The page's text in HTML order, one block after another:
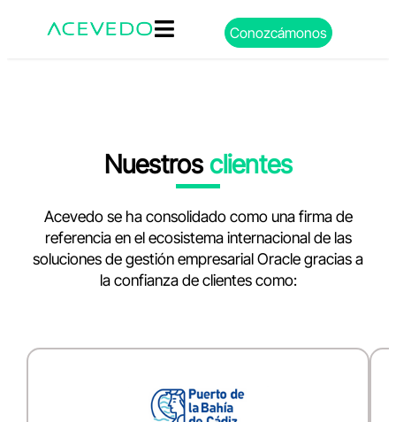
Conozcámonos
Nuestros clientes
Acevedo se ha consolidado como una firma de
referencia en el ecosistema internacional de las
soluciones de gestión empresarial Oracle gracias a
la confianza de clientes como: